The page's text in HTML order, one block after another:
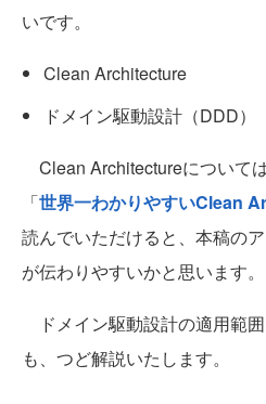
いです。
Clean Architecture
ドメイン駆動設計（DDD）
Clean Architectureについて
「世界一わかりやすいClean
読んでいただけると、本稿の
が伝わりやすいかと思います。
ドメイン駆動設計の適用範
も、つど解説いたします。